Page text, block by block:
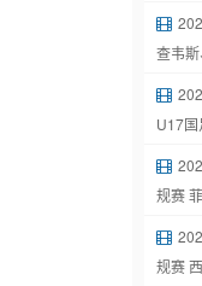
华大学
查韦
U17
规赛
规赛